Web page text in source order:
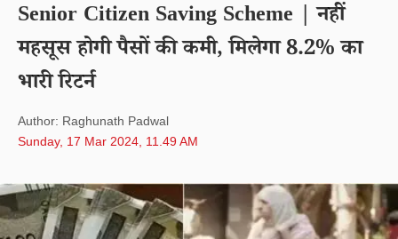
Senior Citizen Saving Scheme | नहीं
महसूस होगी पैसों की कमी, मिलेगा 8.2% का
भारी रिटर्न
Author: Raghunath Padwal
Sunday, 17 Mar 2024, 11.49 AM